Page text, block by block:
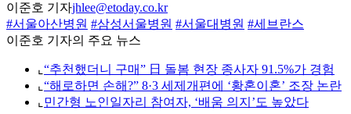
이준호 기자jhlee@etoday.co.kr
#서울아산병원 #삼성서울병원 #서울대병원 #세브란스
이준호 기자의 주요 뉴스
⌞ “추천했더니 구매” 日 돌봄 현장 종사자 91.5%가 경험
⌞ “해로하면 손해?” 8·3 세제개편에 ‘황혼이혼’ 조장 논란
⌞ 민간형 노인일자리 참여자, ‘배움 의지’도 높았다